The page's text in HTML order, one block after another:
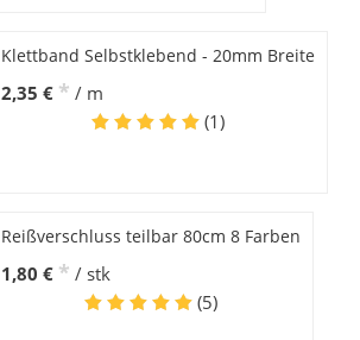
Klettband Selbstklebend - 20mm Breite
2,35 € * / m
(1)
Reißverschluss teilbar 80cm 8 Farben
1,80 € * / stk
(5)